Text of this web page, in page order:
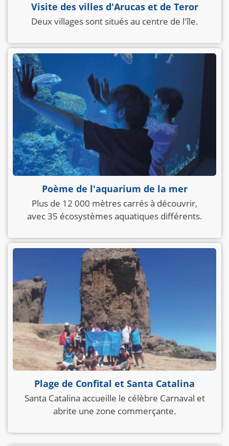
Visite des villes d'Arucas et de Teror
Deux villages sont situés au centre de l'île.
Poème de l'aquarium de la mer
Plus de 12 000 mètres carrés à découvrir,
avec 35 écosystèmes aquatiques différents.
Plage de Confital et Santa Catalina
Santa Catalina accueille le célèbre Carnaval et
abrite une zone commerçante.